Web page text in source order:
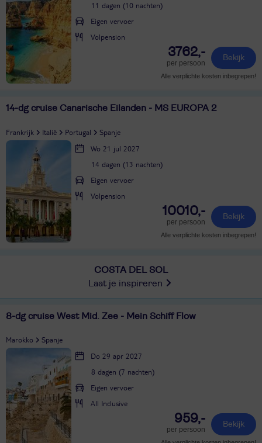
11 dagen (10 nachten)
Eigen vervoer
Volpension
3762,-
per persoon
Bekijk
Alle verplichte kosten inbegrepen!
14-dg cruise Canarische Eilanden - MS EUROPA 2
Frankrijk Italië Portugal
Spanje
Wo 21 jul 2027
14 dagen (13 nachten)
Eigen vervoer
Volpension
10010,-
per persoon
Bekijk
Alle verplichte kosten inbegrepen!
COSTA DEL SOL
Laat je inspireren
8-dg cruise West Mid. Zee - Mein Schiff Flow
Marokko
Spanje
Do 29 apr 2027
8 dagen (7 nachten)
Eigen vervoer
All Inclusive
959,-
per persoon
Bekijk